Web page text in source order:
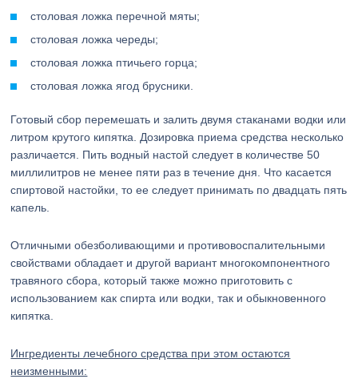
столовая ложка перечной мяты;
столовая ложка череды;
столовая ложка птичьего горца;
столовая ложка ягод брусники.
Готовый сбор перемешать и залить двумя стаканами водки или
литром крутого кипятка. Дозировка приема средства несколько
различается. Пить водный настой следует в количестве 50
миллилитров не менее пяти раз в течение дня. Что касается
спиртовой настойки, то ее следует принимать по двадцать пять
капель.
Отличными обезболивающими и противовоспалительными
свойствами обладает и другой вариант многокомпонентного
травяного сбора, который также можно приготовить с
использованием как спирта или водки, так и обыкновенного
кипятка.
Ингредиенты лечебного средства при этом остаются
неизменными: